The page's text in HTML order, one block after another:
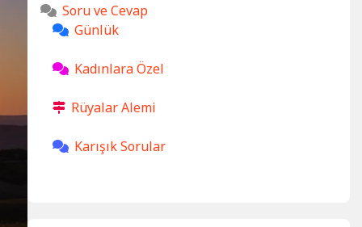
Soru ve Cevap
Günlük
Kadınlara Özel
Rüyalar Alemi
Karışık Sorular